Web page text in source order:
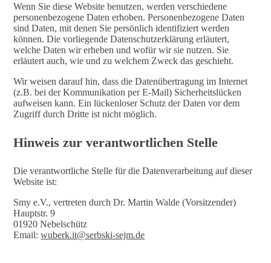
Wenn Sie diese Website benutzen, werden verschiedene
personenbezogene Daten erhoben. Personenbezogene Daten
sind Daten, mit denen Sie persönlich identifiziert werden
können. Die vorliegende Datenschutzerklärung erläutert,
welche Daten wir erheben und wofür wir sie nutzen. Sie
erläutert auch, wie und zu welchem Zweck das geschieht.
Wir weisen darauf hin, dass die Datenübertragung im Internet
(z.B. bei der Kommunikation per E-Mail) Sicherheitslücken
aufweisen kann. Ein lückenloser Schutz der Daten vor dem
Zugriff durch Dritte ist nicht möglich.
Hinweis zur verantwortlichen Stelle
Die verantwortliche Stelle für die Datenverarbeitung auf dieser
Website ist:
Smy e.V., vertreten durch Dr. Martin Walde (Vorsitzender)
Hauptstr. 9
01920 Nebelschütz
Email:wuberk.it@serbski-sejm.de